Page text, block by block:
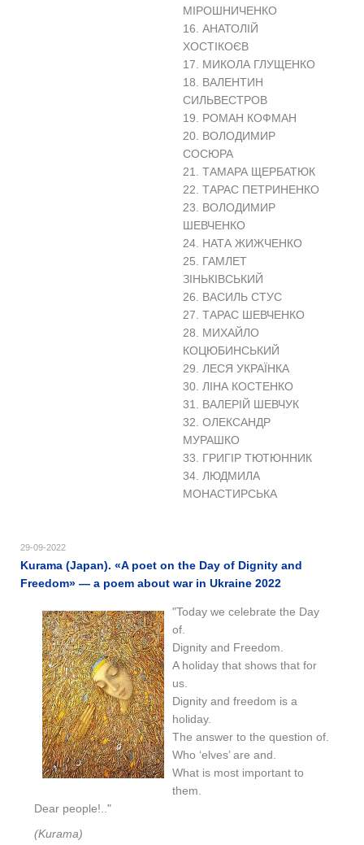
МІРОШНИЧЕНКО
16. АНАТОЛІЙ
ХОСТІКОЄВ
17. МИКОЛА ГЛУЩЕНКО
18. ВАЛЕНТИН
СИЛЬВЕСТРОВ
19. РОМАН КОФМАН
20. ВОЛОДИМИР
СОСЮРА
21. ТАМАРА ЩЕРБАТЮК
22. ТАРАС ПЕТРИНЕНКО
23. ВОЛОДИМИР
ШЕВЧЕНКО
24. НАТА ЖИЖЧЕНКО
25. ГАМЛЕТ
ЗІНЬКІВСЬКИЙ
26. ВАСИЛЬ СТУС
27. ТАРАС ШЕВЧЕНКО
28. МИХАЙЛО
КОЦЮБИНСЬКИЙ
29. ЛЕСЯ УКРАЇНКА
30. ЛІНА КОСТЕНКО
31. ВАЛЕРІЙ ШЕВЧУК
32. ОЛЕКСАНДР
МУРАШКО
33. ГРИГІР ТЮТЮННИК
34. ЛЮДМИЛА
МОНАСТИРСЬКА
29-09-2022
Kurama (Japan). «A poet on the Day of Dignity and
Freedom» — a poem about war in Ukraine 2022
"Today we celebrate the Day
of.
Dignity and Freedom.
A holiday that shows that for
us.
Dignity and freedom is a
holiday.
The answer to the question of.
Who ‘elves’ are and.
What is most important to
them.
Dear people!.."
(Kurama)